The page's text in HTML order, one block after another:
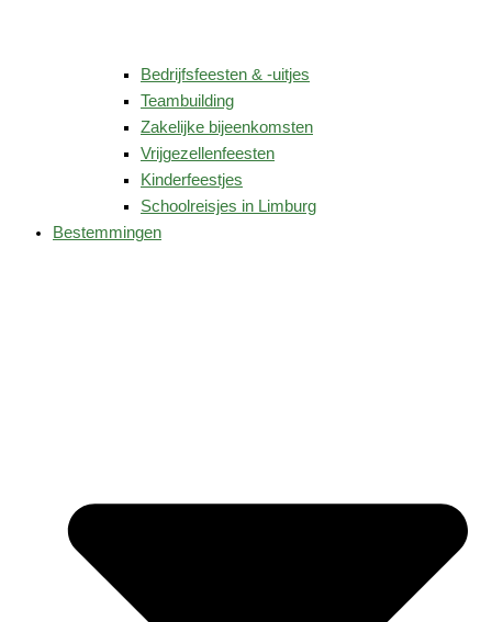
Bedrijfsfeesten & -uitjes
Teambuilding
Zakelijke bijeenkomsten
Vrijgezellenfeesten
Kinderfeestjes
Schoolreisjes in Limburg
Bestemmingen